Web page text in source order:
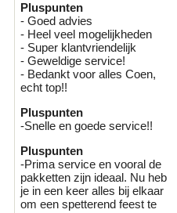
Pluspunten
- Goed advies
- Heel veel mogelijkheden
- Super klantvriendelijk
- Geweldige service!
- Bedankt voor alles Coen,
echt top!!
Pluspunten
-Snelle en goede service!!
Pluspunten
-Prima service en vooral de
pakketten zijn ideaal. Nu heb
je in een keer alles bij elkaar
om een spetterend feest te